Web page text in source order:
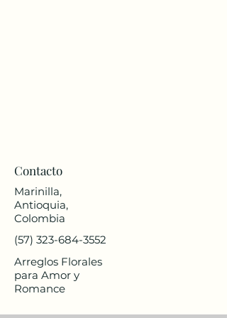
Contacto
Marinilla,
Antioquia,
Colombia
(57) 323-684-3552
Arreglos Florales
para Amor y
Romance